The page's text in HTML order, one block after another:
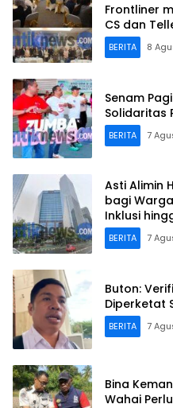
Frontliner
CS dan
BERITA 8
Senam
Solidaritas
BERITA 7
Asti Alimin
bagi
Inklusi
BERITA 7
Buton:
Diperketat
BERITA 7
Bina
Wahai